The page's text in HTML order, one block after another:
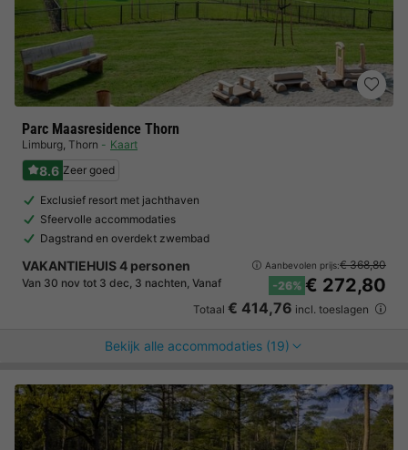
Parc Maasresidence Thorn
Limburg, Thorn Kaart
8.6 Zeer goed
Exclusief resort met jachthaven
Sfeervolle accommodaties
Dagstrand en overdekt zwembad
VAKANTIEHUIS 4 personen
Van 30 nov tot 3 dec, 3 nachten, Vanaf
Aanbevolen prijs:€ 368,80
-26% € 272,80
Totaal € 414,76 incl. toeslagen
Bekijk alle accommodaties (19)